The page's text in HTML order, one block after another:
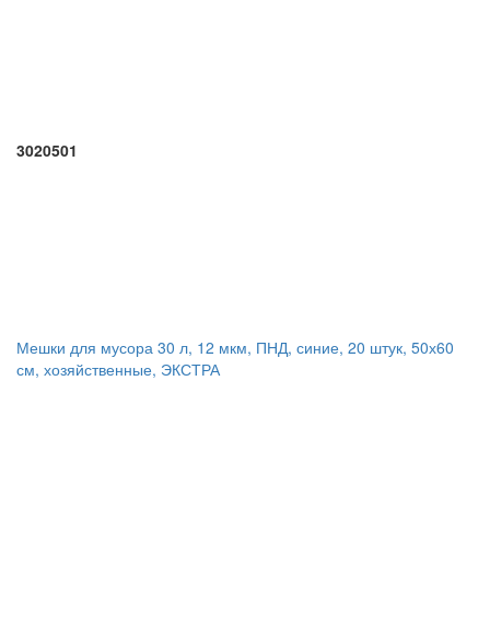
3020501
Мешки для мусора 30 л, 12 мкм, ПНД, синие, 20 штук, 50х60
см, хозяйственные, ЭКСТРА